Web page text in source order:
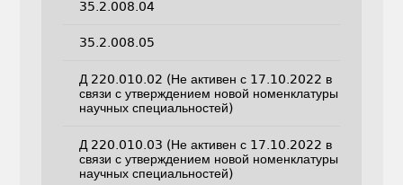
35.2.008.04
35.2.008.05
Д 220.010.02 (Не активен с 17.10.2022 в
связи с утверждением новой номенклатуры
научных специальностей)
Д 220.010.03 (Не активен с 17.10.2022 в
связи с утверждением новой номенклатуры
научных специальностей)